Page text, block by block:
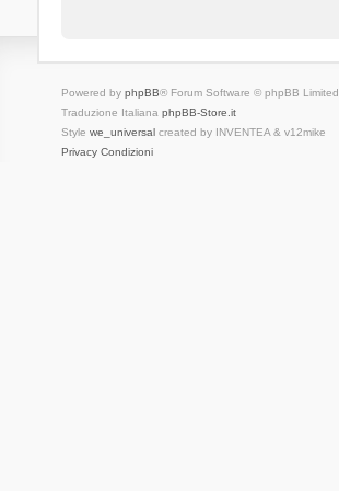
Powered by phpBB® Forum Software © phpBB Limited
Traduzione Italiana phpBB-Store.it
Style we_universalcreated by INVENTEA & v12mike
Privacy Condizioni